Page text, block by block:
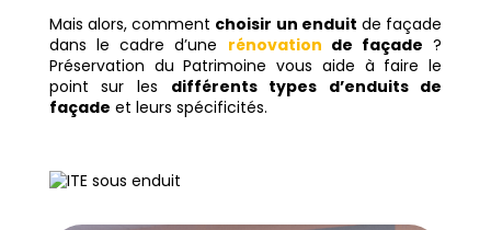
Mais alors, comment choisir un enduit de façade
dans le cadre d’une rénovation de façade ?
Préservation du Patrimoine vous aide à faire le
point sur les différents types d’enduits de
façade et leurs spécificités.